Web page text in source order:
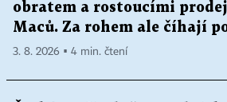
obratem a rostoucími
Maců. Za rohem ale číhají
3. 8. 2026 ▪ 4 min. čtení